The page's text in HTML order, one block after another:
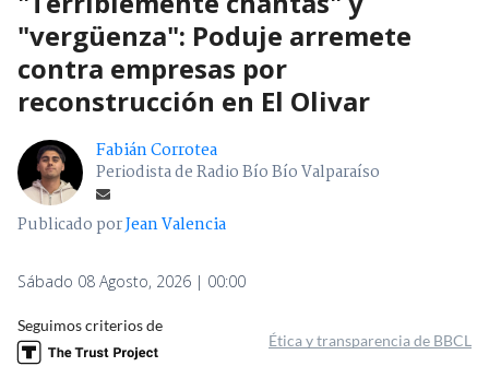
"vergüenza": Poduje arremete
contra empresas por
reconstrucción en El Olivar
Fabián Corrotea
Periodista de Radio Bío Bío Valparaíso
Publicado porJean Valencia
Sábado 08 Agosto, 2026 | 00:00
Seguimos criterios de
Ética y transparencia de BBCL